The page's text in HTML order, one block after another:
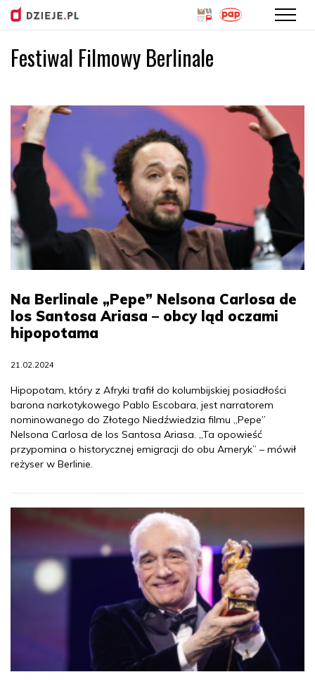
Przejdź
do
Festiwal Filmowy Berlinale
Na Berlinale „Pepe” Nelsona Carlosa de
los Santosa Ariasa – obcy ląd oczami
hipopotama
21.02.2024
Hipopotam, który z Afryki trafił do kolumbijskiej posiadłości
barona narkotykowego Pablo Escobara, jest narratorem
nominowanego do Złotego Niedźwiedzia filmu „Pepe”
Nelsona Carlosa de los Santosa Ariasa. „Ta opowieść
przypomina o historycznej emigracji do obu Ameryk” – mówił
reżyser w Berlinie.